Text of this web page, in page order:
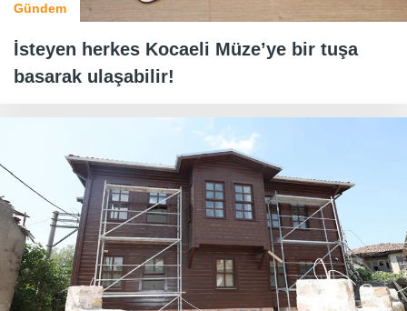
Gündem
İsteyen herkes Kocaeli Müze’ye bir tuşa
basarak ulaşabilir!